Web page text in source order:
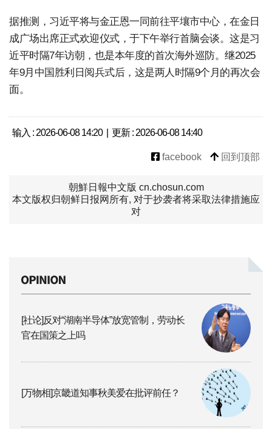
据推测，习近平将与金正恩一同前往平壤市中心，在金日
成广场出席正式欢迎仪式，于下午举行首脑会谈。这是习
近平时隔7年访朝，也是本年度的首次海外巡防。继2025
年9月中国胜利日阅兵式后，这是两人时隔9个月的再次会
面。
输入 : 2026-06-08 14:20 | 更新 : 2026-06-08 14:40
facebook 回到顶部
朝鮮日報中文版 cn.chosun.com
本文版权归朝鲜日报网所有, 对于抄袭者将采取法律措施应
对
[社论]反对“湖南半导体”放宽管制，劳动长
官在国策之上吗
[万物相]京畿道知事秋美爱在批评前任？